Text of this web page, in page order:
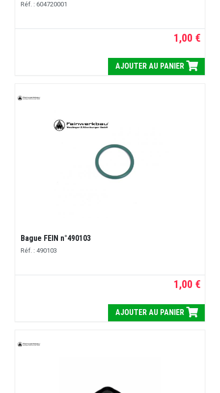
Réf. : 604720001
1,00 €
AJOUTER AU PANIER
Bague FEIN n°490103
Réf. : 490103
1,00 €
AJOUTER AU PANIER